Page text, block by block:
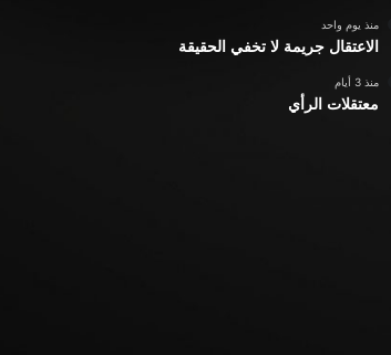
منذ يوم واحد
الاعتقال جريمة لا تخفي الحقيقة
منذ 3 أيام
معتقلات الرأي